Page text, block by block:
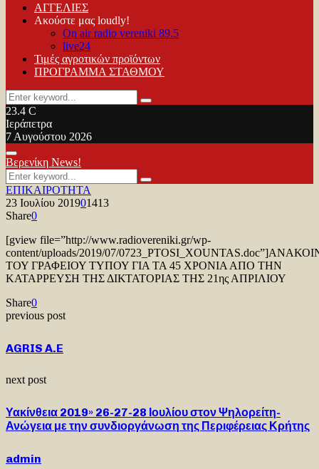
ΑΓΓΕΛΙΕΣ
Ακούστε μας loudly!
On air radio vereniki 89.5
live24
Τιμές αγροτικών προϊόντων
ΠΡΟΓΡΑΜΜΑ ΣΤΑΘΜΟΥ
Search
for:
Search
23.4 C
Ιεράπετρα
7 Αυγούστου 2026
Facebook
Twitter
Youtube
Primary
Menu
Βερενίκη News!
Search
for:
Search
ΕΠΙΚΑΙΡΟΤΗΤΑ
23 Ιουλίου 201901413
Share0
[gview file=”http://www.radiovereniki.gr/wp-
content/uploads/2019/07/
ΤΟΥ ΓΡΑΦΕΙΟΥ ΤΥΠΟΥ ΓΙΑ ΤΑ 45 ΧΡΟΝΙΑ ΑΠΟ ΤΗΝ
ΚΑΤΑΡΡΕΥΣΗ ΤΗΣ ΔΙΚΤΑΤΟΡΙΑΣ ΤΗΣ 21ης ΑΠΡΙΛΙΟΥ
Share0
previous post
AGRIS A.E
next post
Υακίνθεια 2019» 26-27-28 Ιουλίου στον Ψηλορείτη-
Ανώγεια με την συνδιοργάνωση της Περιφέρειας Κρήτης
admin